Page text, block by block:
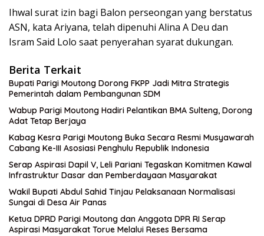
Ihwal surat izin bagi Balon perseongan yang berstatus
ASN, kata Ariyana, telah dipenuhi Alina A Deu dan
Isram Said Lolo saat penyerahan syarat dukungan.
Berita Terkait
Bupati Parigi Moutong Dorong FKPP Jadi Mitra Strategis
Pemerintah dalam Pembangunan SDM
Wabup Parigi Moutong Hadiri Pelantikan BMA Sulteng, Dorong
Adat Tetap Berjaya
Kabag Kesra Parigi Moutong Buka Secara Resmi Musyawarah
Cabang Ke-III Asosiasi Penghulu Republik Indonesia
Serap Aspirasi Dapil V, Leli Pariani Tegaskan Komitmen Kawal
Infrastruktur Dasar dan Pemberdayaan Masyarakat
Wakil Bupati Abdul Sahid Tinjau Pelaksanaan Normalisasi
Sungai di Desa Air Panas
Ketua DPRD Parigi Moutong dan Anggota DPR RI Serap
Aspirasi Masyarakat Torue Melalui Reses Bersama